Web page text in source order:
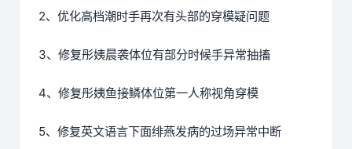
2、优化高档潮时手再次有头部的穿模疑问题
3、修复彤姨晨袭体位有部分时候手异常抽搐
4、修复彤姨鱼接鳞体位第一人称视角穿模
5、修复英文语言下面绯燕发病的过场异常中断